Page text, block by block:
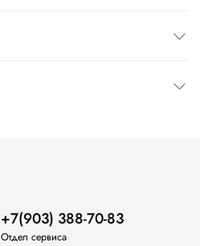
+7(903) 388-70-83
Отдел сервиса